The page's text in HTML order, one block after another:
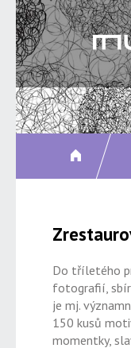
Do tříletého
fotografií,
je mj.
150 kusů
momentky,